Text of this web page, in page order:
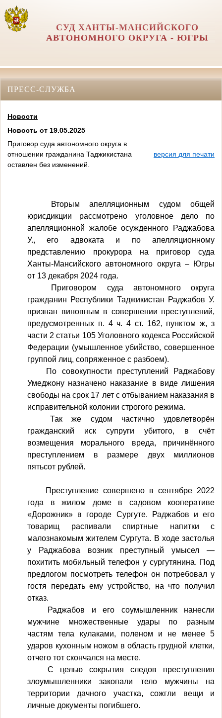
СУД ХАНТЫ-МАНСИЙСКОГО
АВТОНОМНОГО ОКРУГА - ЮГРЫ
ПРЕСС-СЛУЖБА
Новости
Новость от 19.05.2025
Приговор суда автономного округа в
отношении гражданина Таджикистана
оставлен без изменений.
версия для печати
Вторым апелляционным судом общей
юрисдикции рассмотрено уголовное дело по
апелляционной жалобе осужденного Раджабова
У., его адвоката и по апелляционному
представлению прокурора на приговор суда
Ханты-Мансийского автономного округа – Югры
от 13 декабря 2024 года.
Приговором суда автономного округа
гражданин Республики Таджикистан Раджабов У.
признан виновным в совершении преступлений,
предусмотренных п. 4 ч. 4 ст. 162, пунктом ж, з
части 2 статьи 105 Уголовного кодекса Российской
Федерации (умышленное убийство, совершенное
группой лиц, сопряженное с разбоем).
По совокупности преступлений Раджабову
Умеджону назначено наказание в виде лишения
свободы на срок 17 лет с отбыванием наказания в
исправительной колонии строгого режима.
Так же судом частично удовлетворён
гражданский иск супруги убитого, в счёт
возмещения морального вреда, причинённого
преступлением в размере двух миллионов
пятьсот рублей.
Преступление совершено в сентябре 2022
года в жилом доме в садовом кооперативе
«Дорожник» в городе Сургуте. Раджабов и его
товарищ распивали спиртные напитки с
малознакомым жителем Сургута. В ходе застолья
у Раджабова возник преступный умысел —
похитить мобильный телефон у сургутянина. Под
предлогом посмотреть телефон он потребовал у
гостя передать ему устройство, на что получил
отказ.
Раджабов и его соумышленник нанесли
мужчине множественные удары по разным
частям тела кулаками, поленом и не менее 5
ударов кухонным ножом в область грудной клетки,
отчего тот скончался на месте.
С целью сокрытия следов преступления
злоумышленники закопали тело мужчины на
территории дачного участка, сожгли вещи и
личные документы погибшего.